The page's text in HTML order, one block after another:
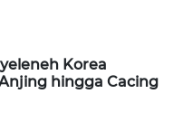
Korea
hingga Cacing